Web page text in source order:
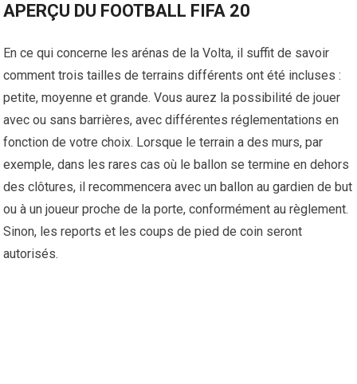
APERÇU DU FOOTBALL FIFA 20
En ce qui concerne les arénas de la Volta, il suffit de savoir
comment trois tailles de terrains différents ont été incluses :
petite, moyenne et grande. Vous aurez la possibilité de jouer
avec ou sans barrières, avec différentes réglementations en
fonction de votre choix. Lorsque le terrain a des murs, par
exemple, dans les rares cas où le ballon se termine en dehors
des clôtures, il recommencera avec un ballon au gardien de but
ou à un joueur proche de la porte, conformément au règlement.
Sinon, les reports et les coups de pied de coin seront
autorisés.